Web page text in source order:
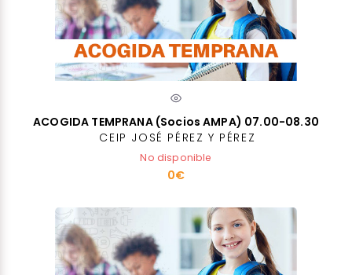
ACOGIDA TEMPRANA (Socios AMPA) 07.00-08.30
CEIP JOSÉ PÉREZ Y PÉREZ
No disponible
0€